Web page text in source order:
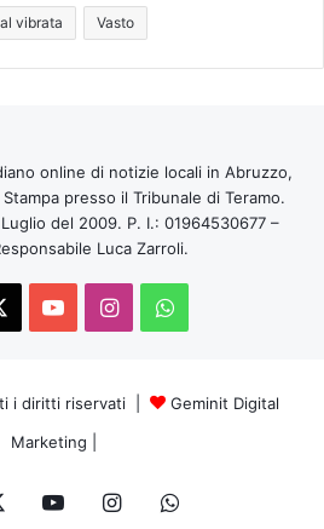
vibrata Vasto
online di notizie locali in Abruzzo,
presso il Tribunale di Teramo.
del 2009. P. I.: 01964530677 –
Luca Zarroli.
You InstagramWhatsApp
i diritti riservati |
Geminit Digital
Marketing
InstagramWhatsApp